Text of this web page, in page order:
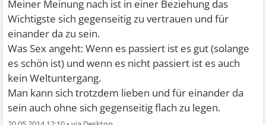
Meiner Meinung nach ist in einer Beziehung das
Wichtigste sich gegenseitig zu vertrauen und für
einander da zu sein.
Was Sex angeht: Wenn es passiert ist es gut (solange
es schön ist) und wenn es nicht passiert ist es auch
kein Weltuntergang.
Man kann sich trotzdem lieben und für einander da
sein auch ohne sich gegenseitig flach zu legen.